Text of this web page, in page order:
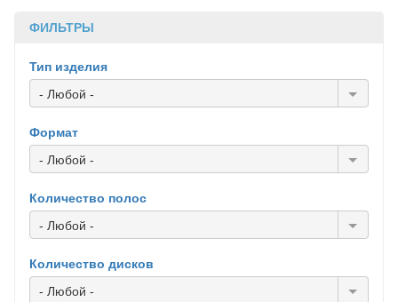
ФИЛЬТРЫ
Тип изделия
- Любой -
Формат
- Любой -
Количество полос
- Любой -
Количество дисков
- Любой -